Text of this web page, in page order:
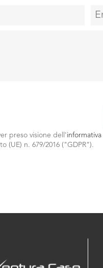
preso visione dell'informativa
(UE) n. 679/2016 ("GDPR").